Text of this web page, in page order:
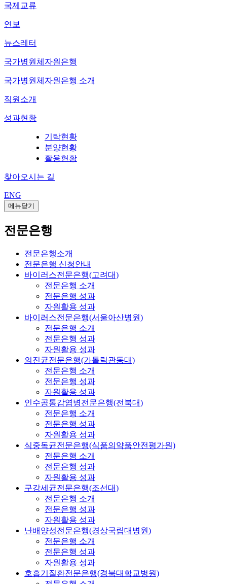
국제교류
연보
뉴스레터
국가병원체자원은행
국가병원체자원은행 소개
직원소개
성과현황
기탁현황
분양현황
활용현황
찾아오시는 길
ENG
메뉴닫기
전문은행
전문은행소개
전문은행 신청안내
바이러스전문은행(고려대)
전문은행 소개
전문은행 성과
자원활용 성과
바이러스전문은행(서울아산병원)
전문은행 소개
전문은행 성과
자원활용 성과
의진균전문은행(가톨릭관동대)
전문은행 소개
전문은행 성과
자원활용 성과
인수공통감염병전문은행(전북대)
전문은행 소개
전문은행 성과
자원활용 성과
식중독균전문은행(식품의약품안전평가원)
전문은행 소개
전문은행 성과
자원활용 성과
구강세균전문은행(조선대)
전문은행 소개
전문은행 성과
자원활용 성과
난배양성전문은행(경상국립대병원)
전문은행 소개
전문은행 성과
자원활용 성과
호흡기질환전문은행(경북대학교병원)